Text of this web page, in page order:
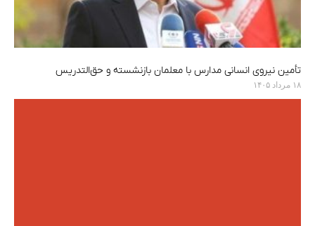
تأمین نیروی انسانی مدارس با معلمان بازنشسته و حق‌التدریس
۱۸ مرداد ۱۴۰۵